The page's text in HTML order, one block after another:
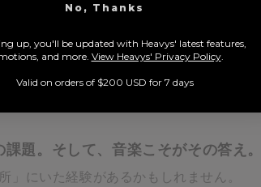
題。そして、音楽こそがその答え。
」にいた経験があるかもしれません。
No, Thanks
up, you'll be updated with Heavys' latest features,
otions, and more. View Heavys' Privacy Policy.
Valid on orders of $200 USD for 7 days